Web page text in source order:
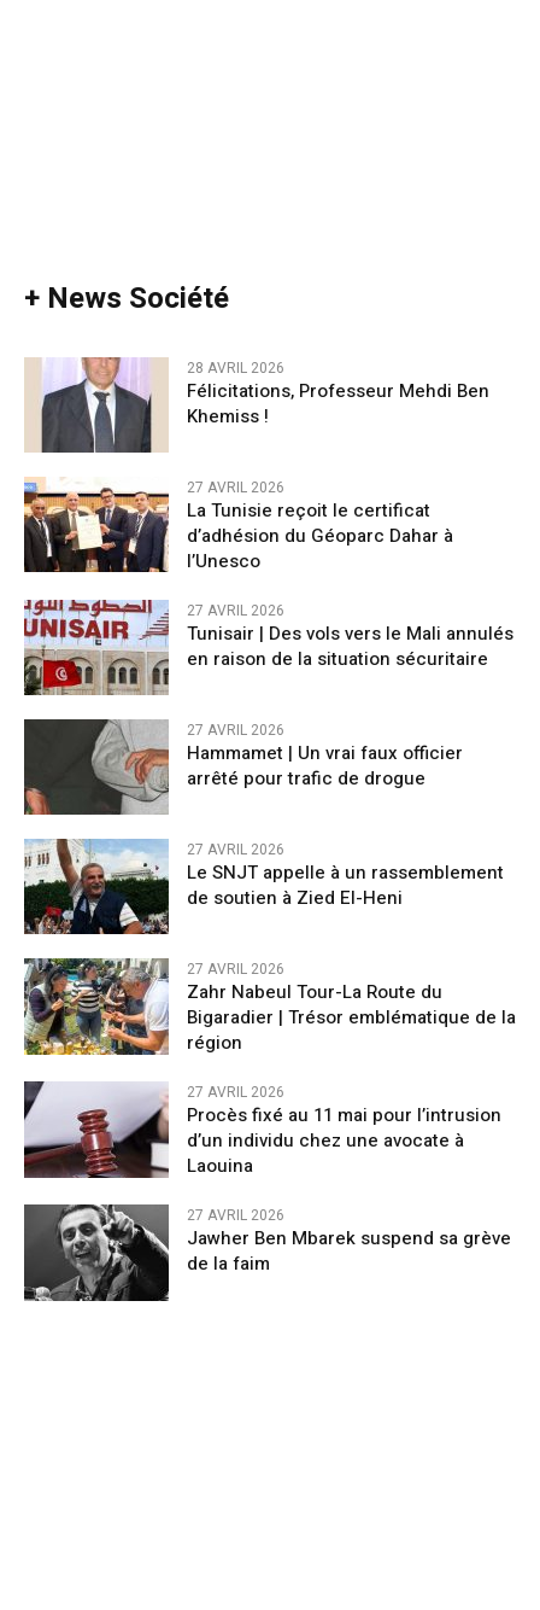
+ News Société
28 AVRIL 2026
Félicitations, Professeur Mehdi Ben
Khemiss !
27 AVRIL 2026
La Tunisie reçoit le certificat
d’adhésion du Géoparc Dahar à
l’Unesco
27 AVRIL 2026
Tunisair | Des vols vers le Mali annulés
en raison de la situation sécuritaire
27 AVRIL 2026
Hammamet | Un vrai faux officier
arrêté pour trafic de drogue
27 AVRIL 2026
Le SNJT appelle à un rassemblement
de soutien à Zied El-Heni
27 AVRIL 2026
Zahr Nabeul Tour-La Route du
Bigaradier | Trésor emblématique de la
région
27 AVRIL 2026
Procès fixé au 11 mai pour l’intrusion
d’un individu chez une avocate à
Laouina
27 AVRIL 2026
Jawher Ben Mbarek suspend sa grève
de la faim